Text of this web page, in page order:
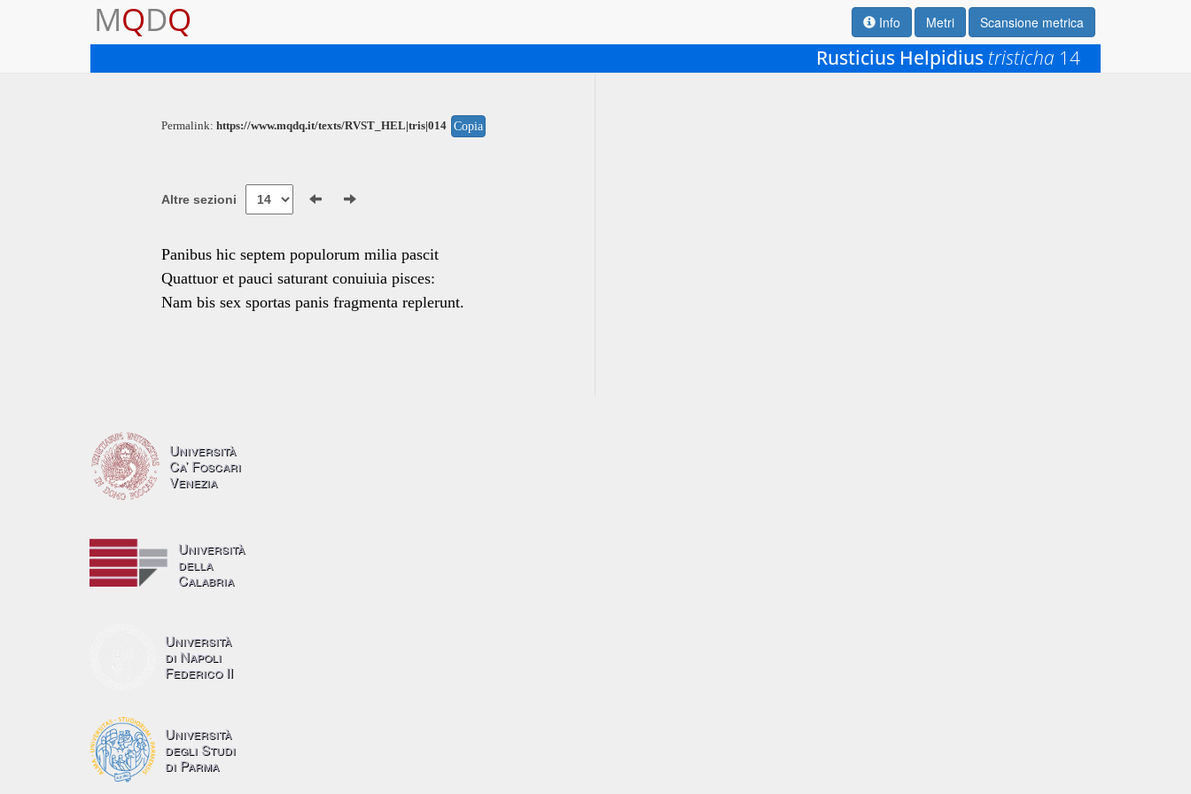
MQDQ Info Metri Scansione metrica
Rusticius Helpidius tristicha 14
Permalink: https://www.mqdq.it/texts/RVST_HEL|tris|014 Copia
Altre sezioni
Panibus hic septem populorum milia pascit
Quattuor et pauci saturant conuiuia pisces:
Nam bis sex sportas panis fragmenta replerunt.
Università
Ca’ Foscari
Venezia
Università
della
Calabria
Università
di Napoli
Federico II
Università
degli Studi
di Parma